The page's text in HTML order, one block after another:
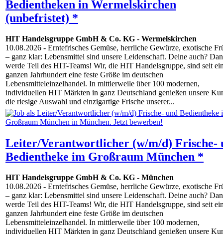
Bedientheken in Wermelskirchen
(unbefristet) *
HIT Handelsgruppe GmbH & Co. KG - Wermelskirchen
10.08.2026 - Erntefrisches Gemüse, herrliche Gewürze, exotische
– ganz klar: Lebensmittel sind unsere Leidenschaft. Deine auch?
werde Teil des HIT-Teams! Wir, die HIT Handelsgruppe, sind seit
ganzen Jahrhundert eine feste Größe im deutschen
Lebensmitteleinzelhandel. In mittlerweile über 100 modernen,
individuellen HIT Märkten in ganz Deutschland genießen unsere
die riesige Auswahl und einzigartige Frische unserer...
Leiter/Verantwortlicher (w/m/d) Frische-
Bedientheke im Großraum München *
HIT Handelsgruppe GmbH & Co. KG - München
10.08.2026 - Erntefrisches Gemüse, herrliche Gewürze, exotische
– ganz klar: Lebensmittel sind unsere Leidenschaft. Deine auch?
werde Teil des HIT-Teams! Wir, die HIT Handelsgruppe, sind seit
ganzen Jahrhundert eine feste Größe im deutschen
Lebensmitteleinzelhandel. In mittlerweile über 100 modernen,
individuellen HIT Märkten in ganz Deutschland genießen unsere